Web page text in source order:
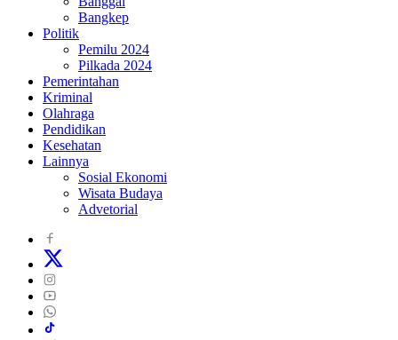
Bangkep
Politik
Pemilu 2024
Pilkada 2024
Pemerintahan
Kriminal
Olahraga
Pendidikan
Kesehatan
Lainnya
Sosial Ekonomi
Wisata Budaya
Advetorial